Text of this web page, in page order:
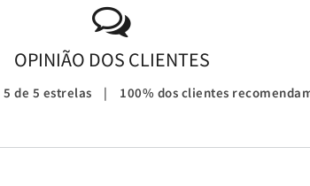
OPINIÃO DOS CLIENTES
5 de 5 estrelas | 100% dos clientes